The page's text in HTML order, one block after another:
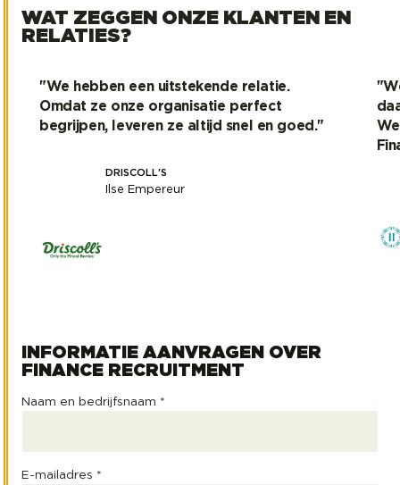
WAT ZEGGEN ONZE KLANTEN EN
RELATIES?
"We hebben een uitstekende relatie.
Omdat ze onze organisatie perfect
begrijpen, leveren ze altijd snel en goed."
DRISCOLL'S
Ilse Empereur
We hebben een uitstekende relatie. Omdat ze
INFORMATIE AANVRAGEN OVER
FINANCE RECRUITMENT
Naam en bedrijfsnaam *
E-mailadres *